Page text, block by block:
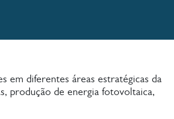
em diferentes áreas estratégicas da
produção de energia fotovoltaica,